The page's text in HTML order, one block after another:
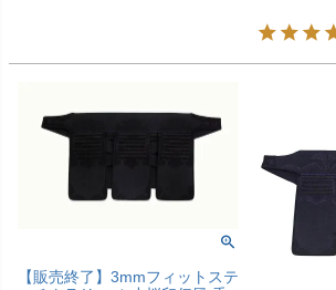
【販売終了】3mmフィットステ